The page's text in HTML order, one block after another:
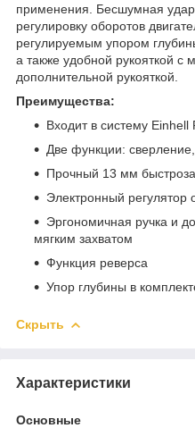
применения. Бесшумная
регулировку оборотов
регулируемым упором
а также удобной рукояткой с
дополнительной рукояткой.
Преимущества:
Входит в систему
Две функции:
Прочный 13 мм
Электронный регулятор
Эргономичная ручка и
мягким захватом
Функция реверса
Упор глубины в
Скрыть
Характеристики
Основные